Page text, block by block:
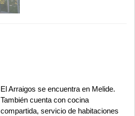
El Arraigos se encuentra en Melide.
También cuenta con cocina
compartida, servicio de habitaciones